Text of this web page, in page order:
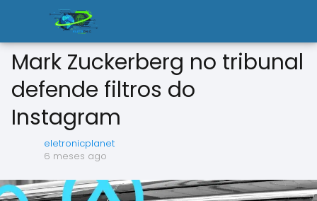
Mark Zuckerberg no tribunal
defende filtros do
Instagram
eletronicplanet
6 meses ago